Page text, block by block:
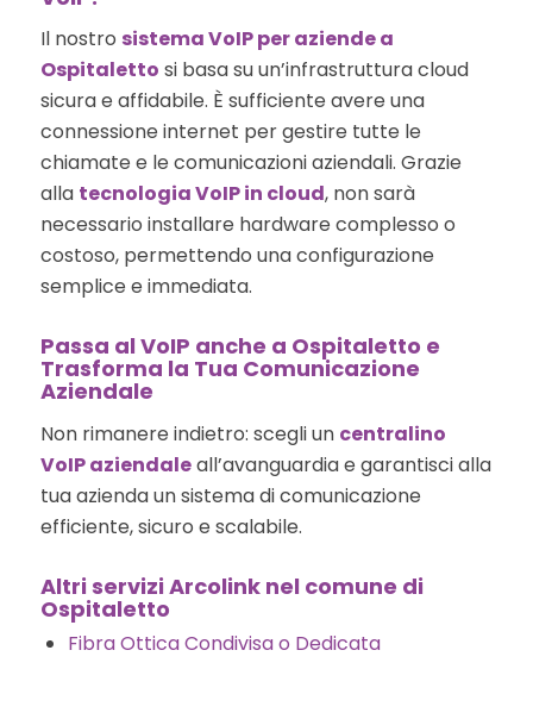
Il nostro sistema VoIP per aziende a
Ospitaletto si basa su un’infrastruttura cloud
sicura e affidabile. È sufficiente avere una
connessione internet per gestire tutte le
chiamate e le comunicazioni aziendali. Grazie
alla tecnologia VoIP in cloud, non sarà
necessario installare hardware complesso o
costoso, permettendo una configurazione
semplice e immediata.
Passa al VoIP anche a Ospitaletto e
Trasforma la Tua Comunicazione
Aziendale
Non rimanere indietro: scegli un centralino
VoIP aziendaleall’avanguardia e garantisci alla
tua azienda un sistema di comunicazione
efficiente, sicuro e scalabile.
Altri servizi Arcolink nel comune di
Ospitaletto
Fibra Ottica Condivisa o Dedicata